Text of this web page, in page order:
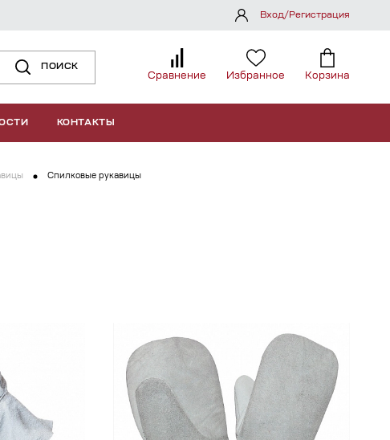
ПОИСК
Сравнение Избранное Корзина
КОНТАКТЫ
Вход/Регистрация
Спилковые рукавицы